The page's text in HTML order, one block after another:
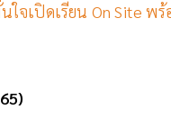
ใจเปิดเรียน On Site